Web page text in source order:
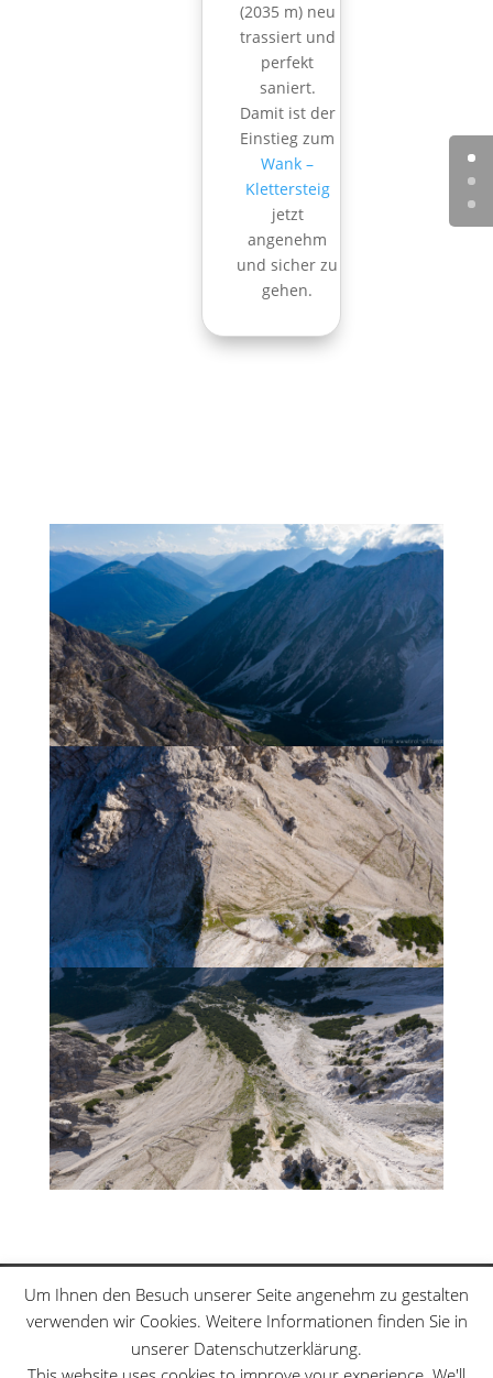
(2035 m) neu
trassiert und
perfekt
saniert.
Damit ist der
Einstieg zum
Wank –
Klettersteig
jetzt
angenehm
und sicher zu
gehen.
Klettersteige
Schwierigkeitsgrade
Datenschutzerklärung
Sitemap
Um Ihnen den Besuch unserer Seite angenehm zu gestalten
verwenden wir Cookies. Weitere Informationen finden Sie in
unserer Datenschutzerklärung.